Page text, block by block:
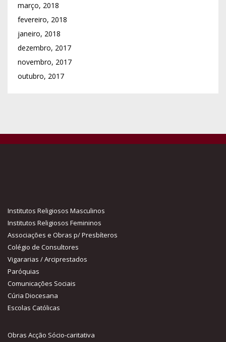
março, 2018
fevereiro, 2018
janeiro, 2018
dezembro, 2017
novembro, 2017
outubro, 2017
Institutos Religiosos Masculinos
Institutos Religiosos Femininos
Associações e Obras p/ Presbíteros
Colégio de Consultores
Vigararias / Arciprestados
Paróquias
Comunicações Sociais
Cúria Diocesana
Escolas Católicas
Obras Acção Sócio-caritativa